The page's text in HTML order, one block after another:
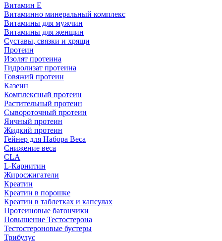
Витамин E
Витаминно минеральный комплекс
Витамины для мужчин
Витамины для женщин
Суставы, связки и хрящи
Протеин
Изолят протеина
Гидролизат протеина
Говяжий протеин
Казеин
Комплексный протеин
Растительный протеин
Сывороточный протеин
Яичный протеин
Жидкий протеин
Гейнер для Набора Веса
Снижение веса
CLA
L-Карнитин
Жиросжигатели
Креатин
Креатин в порошке
Креатин в таблетках и капсулах
Протеиновые батончики
Повышение Тестостерона
Тестостероновые бустеры
Трибулус